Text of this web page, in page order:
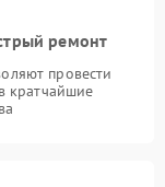
ремонт
провести
кратчайшие